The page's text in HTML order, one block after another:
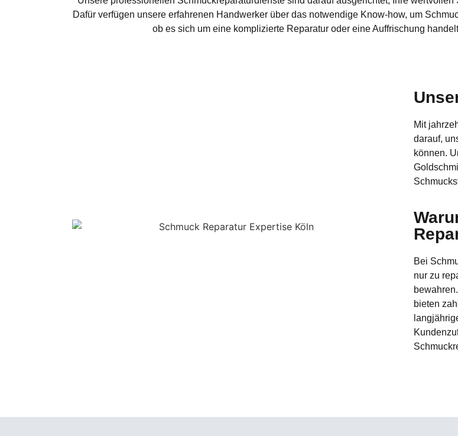
Dafür verfügen unsere erfahrenen Handwerker über das notwendige Know-how, um
ob es sich um eine komplizierte Reparatur oder eine Auffrischung
Mit
darauf,
können.
Bei
nur zu
bieten